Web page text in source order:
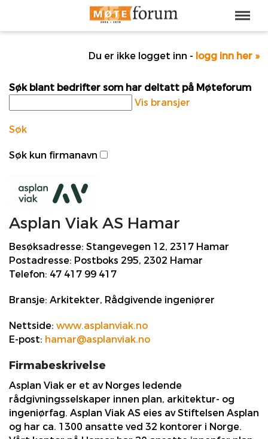
Du er ikke logget inn - logg inn her »
Søk blant bedrifter som har deltatt på Møteforum
Vis bransjer
Søk
Søk kun firmanavn
Asplan Viak AS Hamar
Besøksadresse: Stangevegen 12, 2317 Hamar
Postadresse: Postboks 295, 2302 Hamar
Telefon: 47 417 99 417
Bransje: Arkitekter, Rådgivende ingeniører
Nettside: www.asplanviak.no
E-post: hamar@asplanviak.no
Firmabeskrivelse
Asplan Viak er et av Norges ledende
rådgivningsselskaper innen plan, arkitektur- og
ingeniørfag. Asplan Viak AS eies av Stiftelsen Asplan
og har ca. 1300 ansatte ved 32 kontorer i Norge.